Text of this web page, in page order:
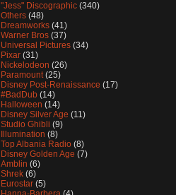
"Jess" Discographic (340)
Others (48)
Dreamworks (41)
Warner Bros (37)
Universal Pictures (34)
Pixar (31)
Nickelodeon (26)
Paramount (25)
Disney Post-Renaissance (17)
#BadDub (14)
Halloween (14)
Disney Silver Age (11)
Studio Ghibli (9)
Illumination (8)
Top Albania Radio (8)
Disney Golden Age (7)
Amblin (6)
Shrek (6)
Eurostar (5)